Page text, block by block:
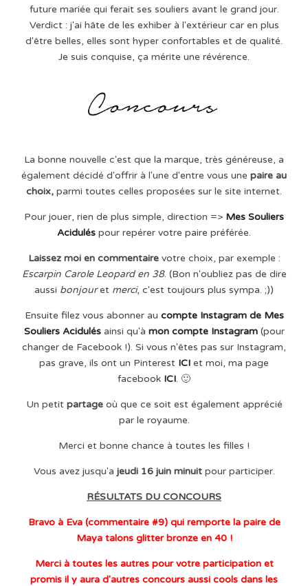
future mariée qui ferait ses souliers avant le grand jour.
Verdict : j'ai hâte de les exhiber à l'extérieur car en plus
d'être belles, elles sont hyper confortables et de qualité.
Je suis conquise, ça mérite une révérence.
La bonne nouvelle c'est que la marque, très généreuse, a
également décidé d'offrir à l'une d'entre vous une paire au
choix, parmi toutes celles proposées sur le site internet.
Pour jouer, rien de plus simple, direction => Mes Souliers
Acidulés pour repérer votre paire préférée.
Laissez moi en commentairevotre choix, par exemple :
Escarpin Carole Leopard en 38. (Bon n'oubliez pas de dire
aussi bonjouret merci, c'est toujours plus sympa. ;))
Ensuite filez vous abonner au compte Instagram de Mes
Souliers Acidulésainsi qu'à mon compte Instagram (pour
changer de Facebook !). Si vous n'êtes pas sur Instagram,
pas grave, ils ont un Pinterest ICI et moi, ma page
facebook ICI. 🙂
Un petit partageoù que ce soit est également apprécié
par le royaume.
Merci et bonne chance à toutes les filles !
Vous avez jusqu'a jeudi 16 juin minuitpour participer.
RÉSULTATS DU CONCOURS
Bravo à Eva (commentaire #9) qui remporte la paire de
Maya talons glitter bronze en 40 !
Merci à toutes les autres pour votre participation et
promis il y aura d'autres concours aussi cools dans les